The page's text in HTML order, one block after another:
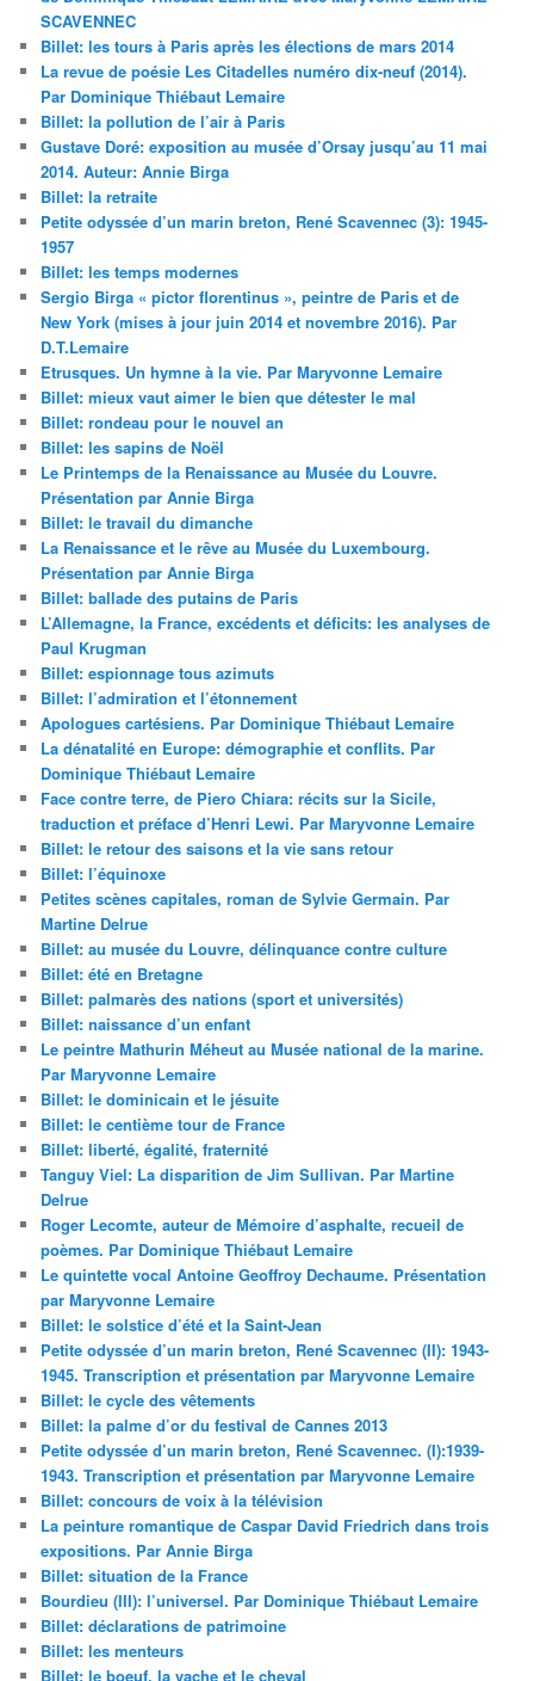
SCAVENNEC
Billet: les tours à Paris après les élections de mars 2014
La revue de poésie Les Citadelles numéro dix-neuf (2014).
Par Dominique Thiébaut Lemaire
Billet: la pollution de l’air à Paris
Gustave Doré: exposition au musée d’Orsay jusqu’au 11 mai
2014. Auteur: Annie Birga
Billet: la retraite
Petite odyssée d’un marin breton, René Scavennec (3): 1945-
1957
Billet: les temps modernes
Sergio Birga « pictor florentinus », peintre de Paris et de
New York (mises à jour juin 2014 et novembre 2016). Par
D.T.Lemaire
Etrusques. Un hymne à la vie. Par Maryvonne Lemaire
Billet: mieux vaut aimer le bien que détester le mal
Billet: rondeau pour le nouvel an
Billet: les sapins de Noël
Le Printemps de la Renaissance au Musée du Louvre.
Présentation par Annie Birga
Billet: le travail du dimanche
La Renaissance et le rêve au Musée du Luxembourg.
Présentation par Annie Birga
Billet: ballade des putains de Paris
L’Allemagne, la France, excédents et déficits: les analyses de
Paul Krugman
Billet: espionnage tous azimuts
Billet: l’admiration et l’étonnement
Apologues cartésiens. Par Dominique Thiébaut Lemaire
La dénatalité en Europe: démographie et conflits. Par
Dominique Thiébaut Lemaire
Face contre terre, de Piero Chiara: récits sur la Sicile,
traduction et préface d’Henri Lewi. Par Maryvonne Lemaire
Billet: le retour des saisons et la vie sans retour
Billet: l’équinoxe
Petites scènes capitales, roman de Sylvie Germain. Par
Martine Delrue
Billet: au musée du Louvre, délinquance contre culture
Billet: été en Bretagne
Billet: palmarès des nations (sport et universités)
Billet: naissance d’un enfant
Le peintre Mathurin Méheut au Musée national de la marine.
Par Maryvonne Lemaire
Billet: le dominicain et le jésuite
Billet: le centième tour de France
Billet: liberté, égalité, fraternité
Tanguy Viel: La disparition de Jim Sullivan. Par Martine
Delrue
Roger Lecomte, auteur de Mémoire d’asphalte, recueil de
poèmes. Par Dominique Thiébaut Lemaire
Le quintette vocal Antoine Geoffroy Dechaume. Présentation
par Maryvonne Lemaire
Billet: le solstice d’été et la Saint-Jean
Petite odyssée d’un marin breton, René Scavennec (II): 1943-
1945. Transcription et présentation par Maryvonne Lemaire
Billet: le cycle des vêtements
Billet: la palme d’or du festival de Cannes 2013
Petite odyssée d’un marin breton, René Scavennec. (I):1939-
1943. Transcription et présentation par Maryvonne Lemaire
Billet: concours de voix à la télévision
La peinture romantique de Caspar David Friedrich dans trois
expositions. Par Annie Birga
Billet: situation de la France
Bourdieu (III): l’universel. Par Dominique Thiébaut Lemaire
Billet: déclarations de patrimoine
Billet: les menteurs
Billet: le boeuf, la vache et le cheval